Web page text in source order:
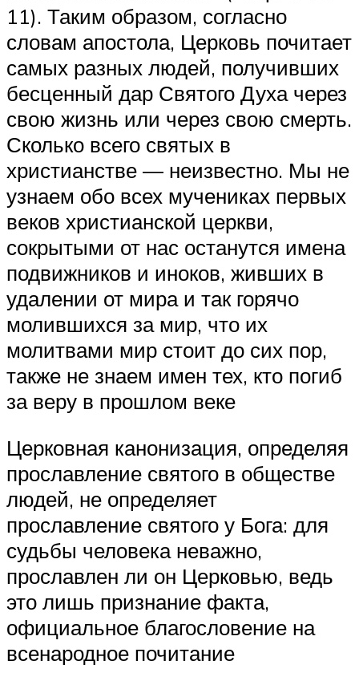
11). Таким образом, согласно
словам апостола, Церковь почитает
самых разных людей, получивших
бесценный дар Святого Духа через
свою жизнь или через свою смерть.
Сколько всего святых в
христианстве — неизвестно. Мы не
узнаем обо всех мучениках первых
веков христианской церкви,
сокрытыми от нас останутся имена
подвижников и иноков, живших в
удалении от мира и так горячо
молившихся за мир, что их
молитвами мир стоит до сих пор,
также не знаем имен тех, кто погиб
за веру в прошлом веке
Церковная канонизация, определяя
прославление святого в обществе
людей, не определяет
прославление святого у Бога: для
судьбы человека неважно,
прославлен ли он Церковью, ведь
это лишь признание факта,
официальное благословение на
всенародное почитание